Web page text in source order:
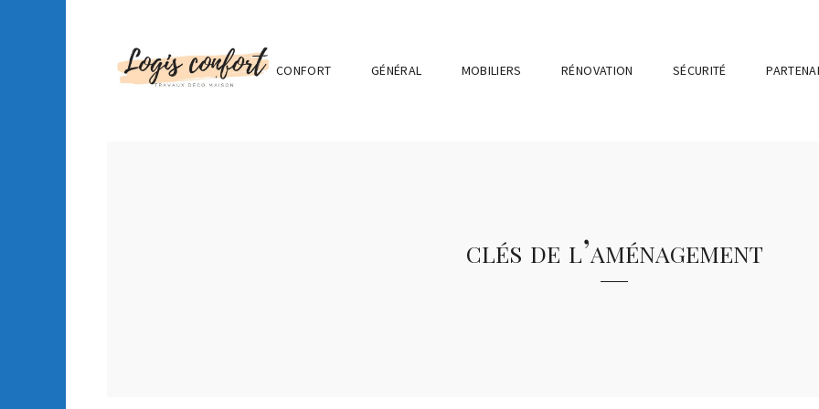
CONFORT GÉNÉRAL MOBILIERS RÉNOVATION SÉCURITÉ
clés de l’aménagement